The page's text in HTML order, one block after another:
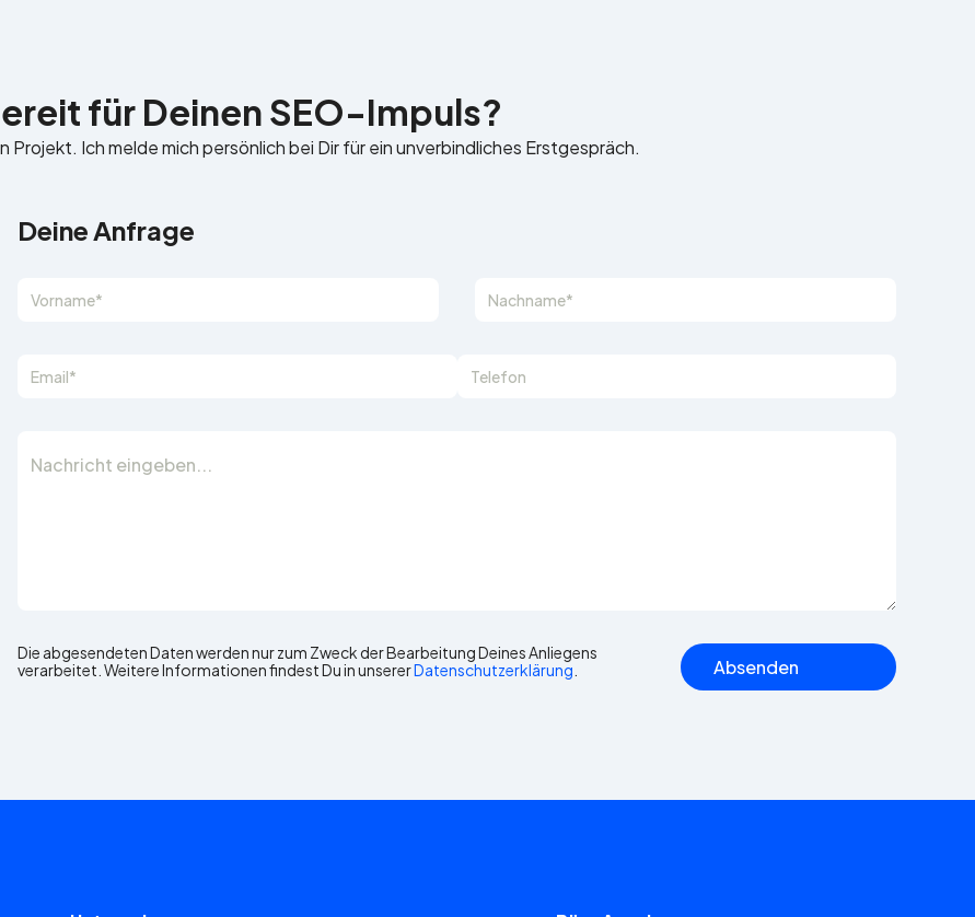
für Deinen SEO-Impuls?
Projekt. Ich melde mich persönlich bei Dir für ein unverbindliches Erstgespräch.
Deine Anfrage
Die abgesendeten Daten werden nur zum Zweck der Bearbeitung Deines Anliegens
verarbeitet. Weitere Informationen findest Du in unsererDatenschutzerklärung